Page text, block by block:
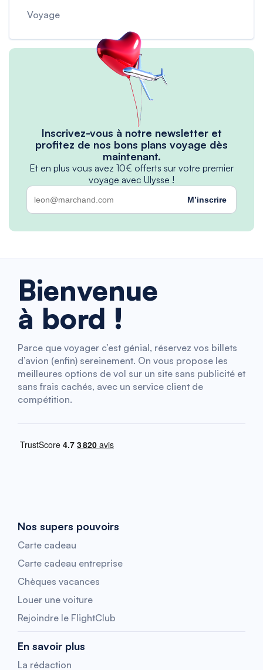
Voyage
Inscrivez-vous à notre newsletter et
profitez de nos bons plans voyage dès
maintenant.
Et en plus vous avez 10€ offerts sur votre premier
voyage avec Ulysse !
M’inscrire
Bienvenue
à bord !
Parce que voyager c’est génial, réservez vos billets
d’avion (enfin) sereinement. On vous propose les
meilleures options de vol sur un site sans publicité et
sans frais cachés, avec un service client de
compétition.
Nos supers pouvoirs
Carte cadeau
Carte cadeau entreprise
Chèques vacances
Louer une voiture
Rejoindre le FlightClub
En savoir plus
La rédaction